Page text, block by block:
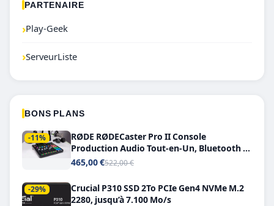
PARTENAIRE
›Play-Geek
›ServeurListe
BONS PLANS
-11%
RØDE RØDECaster Pro II Console
Production Audio Tout-en-Un, Bluetooth et
Double USB-C
465,00 €522,00 €
-29%
Crucial P310 SSD 2To PCIe Gen4 NVMe M.2
2280, jusqu’à 7.100 Mo/s